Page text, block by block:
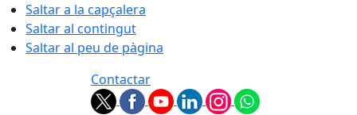
Saltar a la capçalera
Saltar al contingut
Saltar al peu de pàgina
Contactar